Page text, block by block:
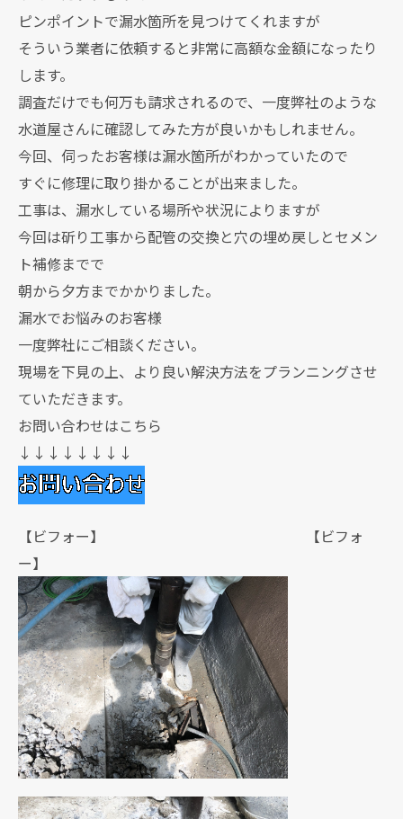
ピンポイントで漏水箇所を見つけてくれますが
そういう業者に依頼すると非常に高額な金額になったり
します。
調査だけでも何万も請求されるので、一度弊社のような
水道屋さんに確認してみた方が良いかもしれません。
今回、伺ったお客様は漏水箇所がわかっていたので
すぐに修理に取り掛かることが出来ました。
工事は、漏水している場所や状況によりますが
今回は斫り工事から配管の交換と穴の埋め戻しとセメン
ト補修までで
朝から夕方までかかりました。
漏水でお悩みのお客様
一度弊社にご相談ください。
現場を下見の上、より良い解決方法をプランニングさせ
ていただきます。
お問い合わせはこちら
↓↓↓↓↓↓↓↓
【ビフォー】 【ビフォ
ー】